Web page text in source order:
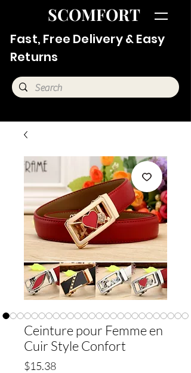
SCOMFORT
Fast, Free Delivery & Easy
Returns
Ceinture pour Femme en
Cuir Style Confort
$15.38Price